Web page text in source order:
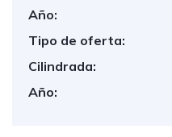
Año:
Tipo de oferta:
Cilindrada:
Año: